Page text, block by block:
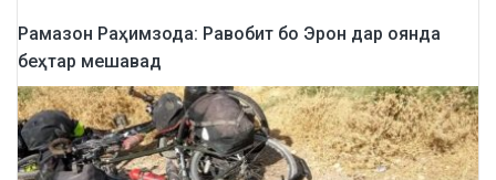
Рамазон Раҳимзода: Равобит бо Эрон дар оянда
беҳтар мешавад